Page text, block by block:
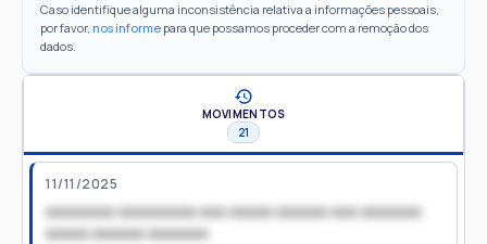
Caso identifique alguma inconsistência relativa a informações pessoais,
por favor, nos informe para que possamos proceder com a remoção dos
dados.
MOVIMENTOS
21
11/11/2025
xxxxxxxx xxxxxxxxx xxx xxxxx xxxxxx xxx xxxxxxx
xxxxx xxxxxx xxxxxxx